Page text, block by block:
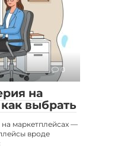
0
на
выбрать
маркетплейсах —
вроде